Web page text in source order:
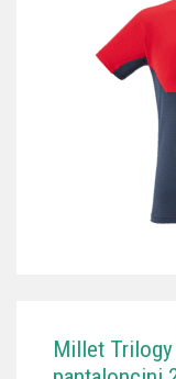
Millet